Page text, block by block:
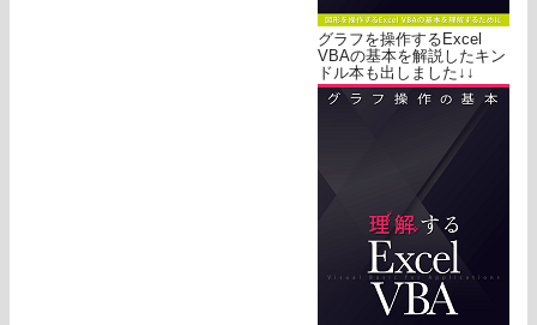
グラフを操作するExcel
VBAの基本を解説したキン
ドル本も出しました↓↓